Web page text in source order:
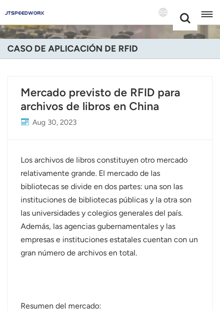
+86 -18681515767
English
Deutsch
Español
Português
Nederland
عربي
日语
CASO DE APLICACIÓN DE RFID
Mercado previsto de RFID para
archivos de libros en China
Aug 30, 2023
Los archivos de libros constituyen otro mercado
relativamente grande. El mercado de las
bibliotecas se divide en dos partes: una son las
instituciones de bibliotecas públicas y la otra son
las universidades y colegios generales del país.
Además, las agencias gubernamentales y las
empresas e instituciones estatales cuentan con un
gran número de archivos en total.
Resumen del mercado: